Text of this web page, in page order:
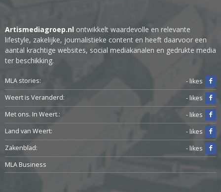
Artismediagroep.nl ontwikkelt waardevolle en relevante
lifestyle, zakelijke, journalistieke content en heeft daarvoor een
aantal krachtige websites, social mediakanalen en gedrukte media
ter beschikking.
MLA stories:
- likes
Weert is Veranderd:
- likes
Met ons. In Weert.:
- likes
Land van Weert:
- likes
Zakenblad:
- likes
MLA Business